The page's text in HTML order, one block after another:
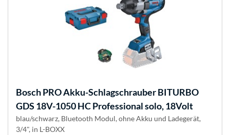
BoschPRO Akku-Schlagschrauber BITURBO
GDS 18V-1050 HC Professional solo, 18Volt
blau/schwarz, Bluetooth Modul, ohne Akku und Ladegerät,
3/4", in L-BOXX